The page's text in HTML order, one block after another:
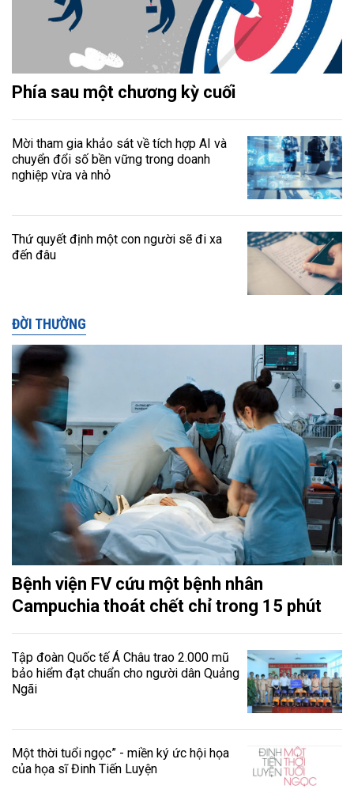
Phía sau một chương kỳ cuối
Mời tham gia khảo sát về tích hợp AI và
chuyển đổi số bền vững trong doanh
nghiệp vừa và nhỏ
Thứ quyết định một con người sẽ đi xa
đến đâu
ĐỜI THƯỜNG
Bệnh viện FV cứu một bệnh nhân
Campuchia thoát chết chỉ trong 15 phút
Tập đoàn Quốc tế Á Châu trao 2.000 mũ
bảo hiểm đạt chuẩn cho người dân Quảng
Ngãi
Một thời tuổi ngọc” - miền ký ức hội họa
của họa sĩ Đinh Tiến Luyện